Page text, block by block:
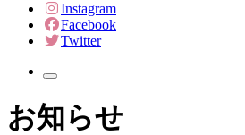
Instagram
Facebook
Twitter
お知らせ